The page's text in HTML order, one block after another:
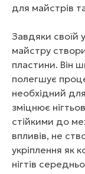
для майстрів
Завдяки своїй
майстру
пластини. Він
полегшує
необхідний
зміцнює
стійкими до
впливів, не
укріплення як
нігтів